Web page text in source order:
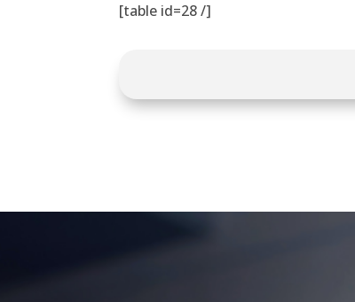
[table id=28 /]